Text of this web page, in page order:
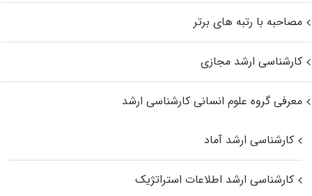
مصاحبه با رتبه های برتر
کارشناسی ارشد مجازی
معرفی گروه علوم انسانی کارشناسی ارشد
کارشناسی ارشد آماد
کارشناسی ارشد اطلاعات استراتژیک